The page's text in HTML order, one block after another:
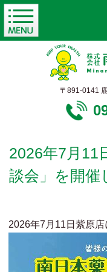
〒891-0141
2026年7月11
談会」を開催
2026年7月11日紫原店